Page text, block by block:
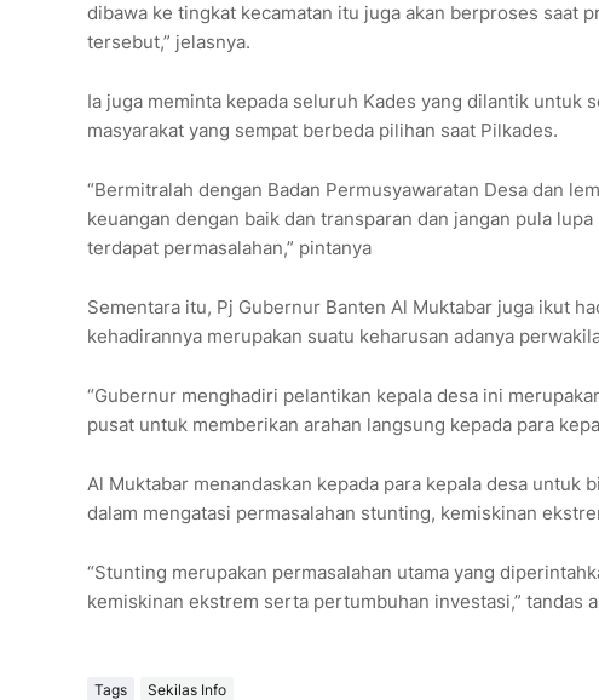
dibawa ke tingkat kecamatan itu juga akan berproses saat
tersebut,” jelasnya.
Ia juga meminta kepada seluruh Kades yang dilantik untuk
masyarakat yang sempat berbeda pilihan saat Pilkades.
“Bermitralah dengan Badan Permusyawaratan Desa dan
keuangan dengan baik dan transparan dan jangan pula
terdapat permasalahan,” pintanya
Sementara itu, Pj Gubernur Banten Al Muktabar juga ikut
kehadirannya merupakan suatu keharusan adanya
“Gubernur menghadiri pelantikan kepala desa ini
pusat untuk memberikan arahan langsung kepada para
Al Muktabar menandaskan kepada para kepala desa
dalam mengatasi permasalahan stunting, kemiskinan
“Stunting merupakan permasalahan utama yang
kemiskinan ekstrem serta pertumbuhan investasi,” tandas
Tags Sekilas Info